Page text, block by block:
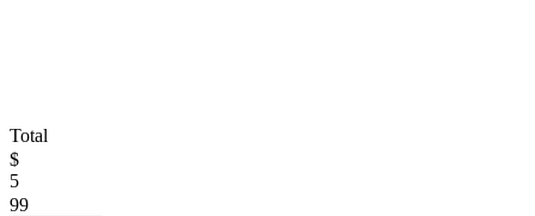
Total
$
5
99